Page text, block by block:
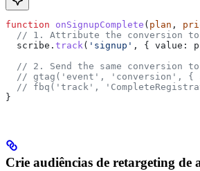
function onSignupComplete ( plan ,
// 1. Attribute the conversion
  scribe
. track ( 'signup' , { value:
// 2. Send the same conversion
// gtag('event', 'conversion', {
// fbq('track',
}
Crie audiências de retargeting de